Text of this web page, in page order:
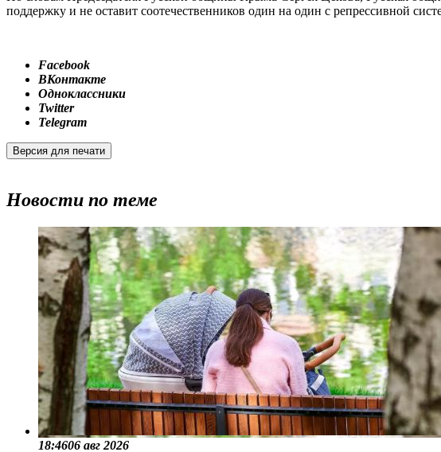
поддержку и не оставит соотечественников один на один с репрессивной
Facebook
ВКонтакте
Одноклассники
Twitter
Telegram
Версия для печати
Новости по теме
18:4606 авг 2026